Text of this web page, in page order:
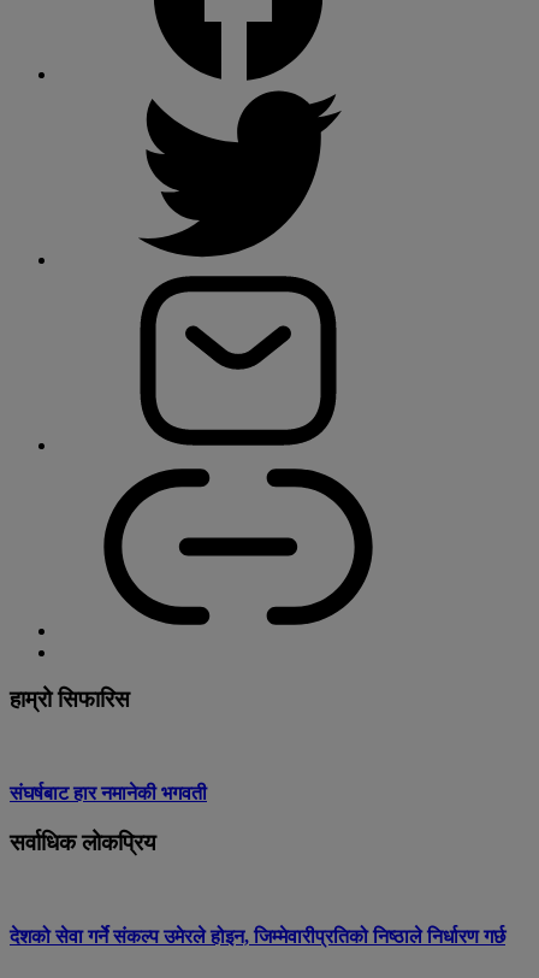
हाम्रो सिफारिस
संघर्षबाट हार नमानेकी भगवती
सर्वाधिक लोकप्रिय
देशको सेवा गर्ने संकल्प उमेरले होइन, जिम्मेवारीप्रतिको निष्ठाले निर्धारण गर्छ